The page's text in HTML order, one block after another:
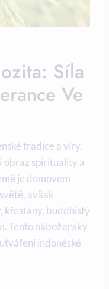
Síla
Ve
tradice a víry,
obraz spirituality a
je domovem
avšak
křesťany, buddhisty
Tento náboženský
indonéské